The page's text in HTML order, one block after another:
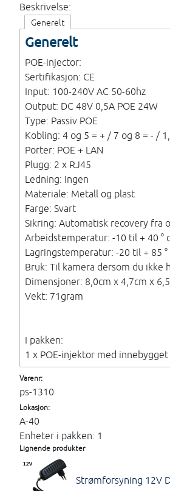
Beskrivelse:
Generelt
Generelt
POE-injector:
Sertifikasjon: CE
Input: 100-240V AC 50-60hz
Output: DC 48V 0,5A POE 24W
Type: Passiv POE
Kobling: 4 og 5 = + / 7 og 8 = - /
Porter: POE + LAN
Plugg: 2 x RJ45
Ledning: Ingen
Materiale: Metall og plast
Farge: Svart
Sikring: Automatisk recovery fra
Arbeidstemperatur: -10 til + 40 ° c
Lagringstemperatur: -20 til + 85 °
Bruk: Til kamera dersom du ikke
Dimensjoner: 8,0cm x 4,7cm x 6,5.
Vekt: 71gram
I pakken:
1 x POE-injektor med
Varenr:
ps-1310
Lokasjon:
A-40
Enheter i pakken: 1
Lignende produkter
Strømforsyning 12V